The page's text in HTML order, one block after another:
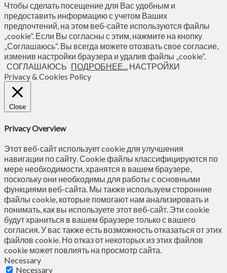
Чтобы сделать посещение для Вас удобным и
предоставить информацию с учетом Ваших
предпочтений, на этом веб-сайте используются файлы
„cookie“. Если Вы согласны с этим, нажмите на кнопку
„Соглашаюсь“. Вы всегда можете отозвать свое согласие,
изменив настройки браузера и удалив файлы „cookie“.
СОГЛАШАЮСЬ ПОДРОБНЕЕ... НАСТРОЙКИ
Privacy & Cookies Policy
Close
Privacy Overview
Этот веб-сайт использует cookie для улучшения
навигации по сайту. Сookie файлы классифицируются по
мере необходимости, хранятся в вашем браузере,
поскольку они необходимы для работы с основными
функциями веб-сайта. Мы также используем сторонние
файлы cookie, которые помогают нам анализировать и
понимать, как вы используете этот веб-сайт. Эти cookie
будут храниться в вашем браузере только с вашего
согласия. У вас также есть возможность отказаться от этих
файлов cookie. Но отказ от некоторых из этих файлов
cookie может повлиять на просмотр сайта.
Necessary
Necessary